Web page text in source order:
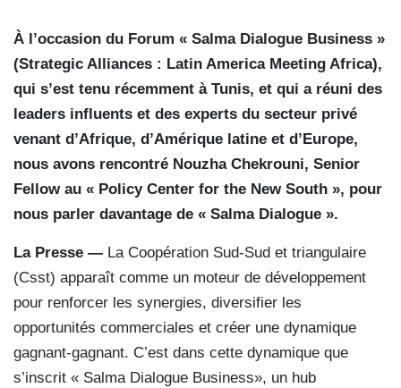
À l’occasion du Forum « Salma Dialogue Business »
(Strategic Alliances : Latin America Meeting Africa),
qui s’est tenu récemment à Tunis, et qui a réuni des
leaders influents et des experts du secteur privé
venant d’Afrique, d’Amérique latine et d’Europe,
nous avons rencontré Nouzha Chekrouni, Senior
Fellow au « Policy Center for the New South », pour
nous parler davantage de « Salma Dialogue ».
La Presse — La Coopération Sud-Sud et triangulaire
(Csst) apparaît comme un moteur de développement
pour renforcer les synergies, diversifier les
opportunités commerciales et créer une dynamique
gagnant-gagnant. C’est dans cette dynamique que
s’inscrit « Salma Dialogue Business», un hub